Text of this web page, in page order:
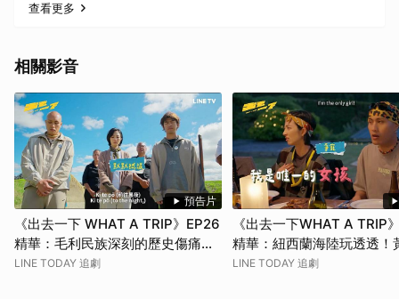
查看更多
相關影音
預告片
《出去一下 WHAT A TRIP》EP26
精華：毛利民族深刻的歷史傷痛，
用歌聲傳達悲戚桂綸鎂默默拭淚
LINE TODAY 追劇
《出去一下WHAT A TRIP
精華：紐西蘭海陸玩透透！
入新家庭和桂綸鎂爭寵
LINE TODAY 追劇